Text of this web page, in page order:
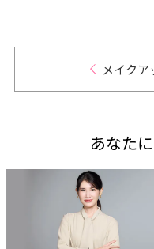
メイクア
あなた